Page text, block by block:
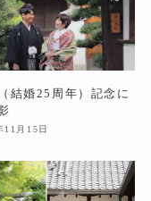
結婚25周年）記念に
11月15日